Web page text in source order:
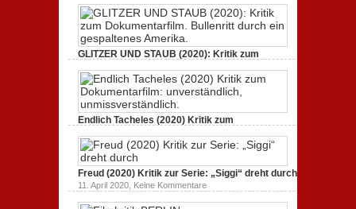
GUNDA
(2020):
Kritik.
Kreaturen,
spektakulär
GLITZER UND STAUB (2020): Kritik zum
Dokumentarfilm. Bullenritt durch ein
gespaltenes Amerika.
3. Oktober 2020,Keine Kommentarezu
UND
STAUB
Kritik
zum
Bullenritt
durch
ein
Endlich Tacheles (2020) Kritik zum
Dokumentarfilm: unverständlich,
unmissverständlich.
19. Mai 2020,Keine Kommentare
Endlich
Tacheles
(2020)
Freud (2020) Kritik zur Serie: „Siggi“ dreht durch
11. April 2020, Keine Kommentarezu
Freud
(2020)